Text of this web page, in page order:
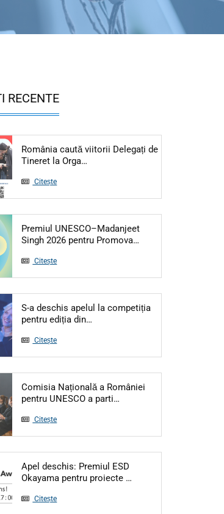
RECENTE
România caută viitorii Delegați de
Tineret la Orga…
Citește
Premiul UNESCO–Madanjeet
Singh 2026 pentru Promova…
Citește
S-a deschis apelul la competiția
pentru ediția din…
Citește
Comisia Națională a României
pentru UNESCO a parti…
Citește
Apel deschis: Premiul ESD
Okayama pentru proiecte …
Citește